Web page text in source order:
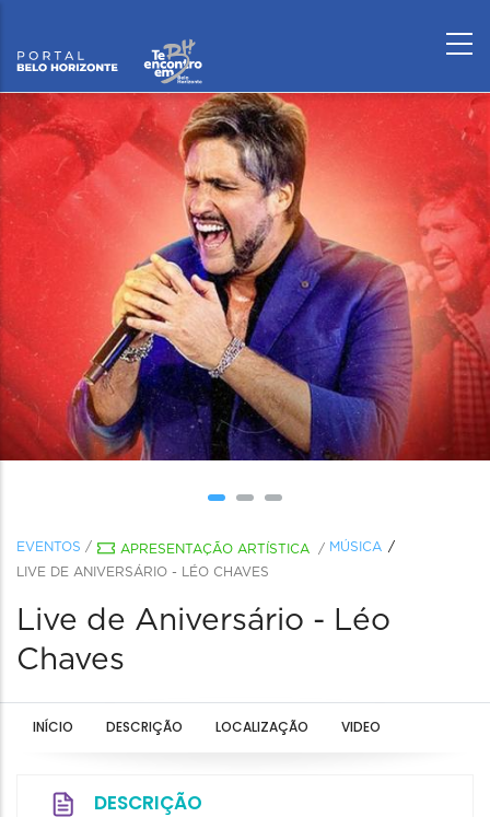
EVENTOS / APRESENTAÇÃO ARTÍSTICA / MÚSICA
LIVE DE ANIVERSÁRIO - LÉO CHAVES
Live de Aniversário - Léo
Chaves
INÍCIO DESCRIÇÃO LOCALIZAÇÃO VIDEO
DESCRIÇÃO